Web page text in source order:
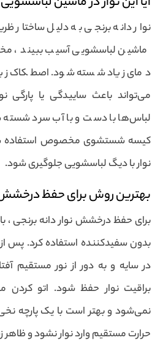
نوار دانه برنجی به دلیل
ماشین لباسشویی آسیب ببیند ،
دمای زیاد شسته شود. اصطکاک
می‌تواند باعث ساییدگی یا پارگی
لباس‌ها با دست و با آب سرد شسته
کیسه شستشوی مخصوص استفاده
نوار با دیگ لباسشویی جلوگیری شود.
بهترین روش برای حفظ
برای حفظ درخشش نوار دانه برنجی ،
بدون سفیدکننده استفاده کرد.
در سایه و به دور از نور مستقیم
براقیت نوار حفظ شود. اتو کردن
نمی‌شود و بهتر است با یک پارچه
حرارت مستقیم وارد نوار نشود و